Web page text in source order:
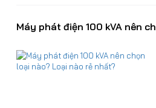
Máy phát điện 100 kVA nên